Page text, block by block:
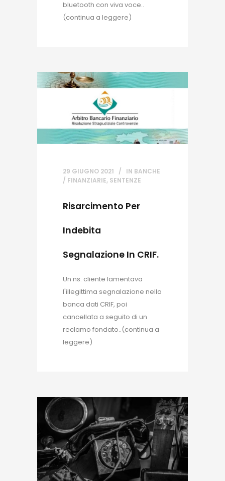
bluetooth con viva voce..
(continua a leggere)
29 GIUGNO 2021 IN BANCHE
/ FINANZIARIE, SENTENZE
Risarcimento Per
Indebita
Segnalazione In CRIF.
Un ns. cliente lamentava
l'illegittima segnalazione nella
banca dati CRIF, poi
cancellata a seguito di un
reclamo fondato..(continua a
leggere)